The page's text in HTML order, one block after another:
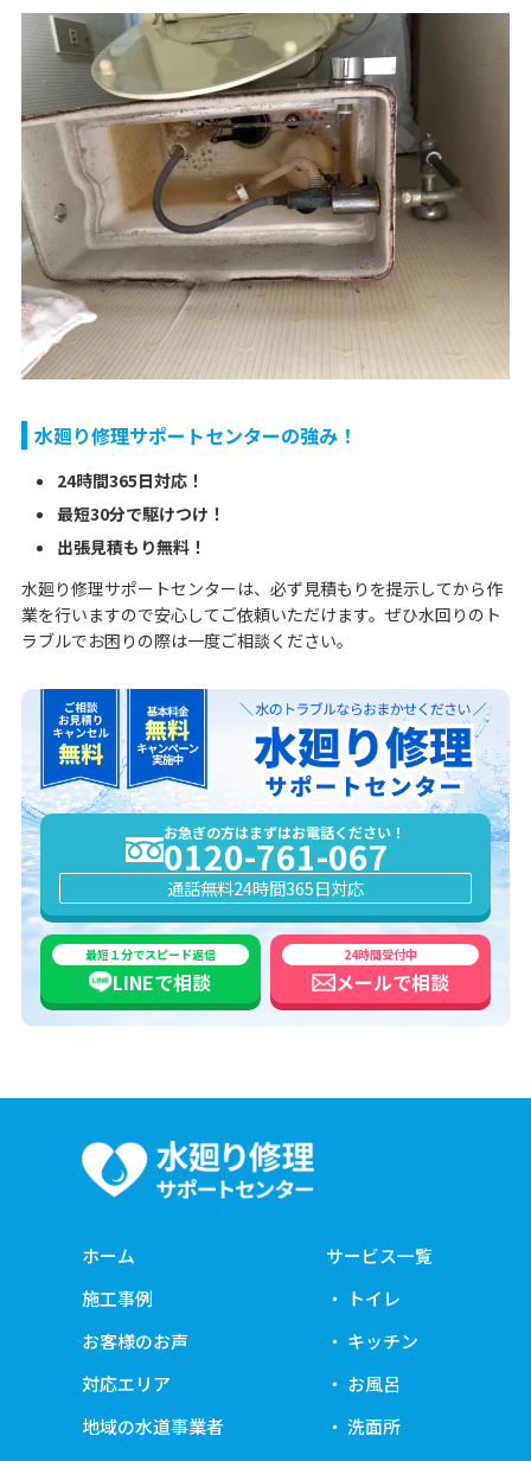
水廻り修理サポートセンターの強み！
24時間365日対応！
最短30分で駆けつけ！
出張見積もり無料！
水廻り修理サポートセンターは、必ず見積もりを提示してから作
業を行いますので安心してご依頼いただけます。ぜひ水回りのト
ラブルでお困りの際は一度ご相談ください。
お急ぎの方はまずはお電話ください！
0120-761-067
通話無料24時間365日対応
最短１分でスピード返信
LINEで相談
24時間受付中
メールで相談
ホーム
施工事例
お客様のお声
対応エリア
地域の水道事業者
サービス一覧
トイレ
キッチン
お風呂
洗面所